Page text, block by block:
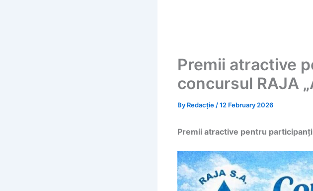
Premii atractive
concursul RAJA
By Redacție/12 February 2026
Premii atractive pentru